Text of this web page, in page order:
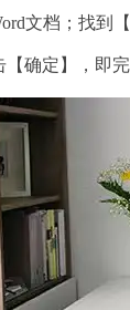
文档；找到【
确定】，即